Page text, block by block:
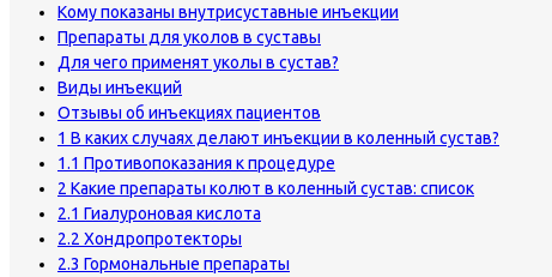
Кому показаны внутрисуставные инъекции
Препараты для уколов в суставы
Для чего применят уколы в сустав?
Виды инъекций
Отзывы об инъекциях пациентов
1 В каких случаях делают инъекции в коленный сустав?
1.1 Противопоказания к процедуре
2 Какие препараты колют в коленный сустав: список
2.1 Гиалуроновая кислота
2.2 Хондропротекторы
2.3 Гормональные препараты